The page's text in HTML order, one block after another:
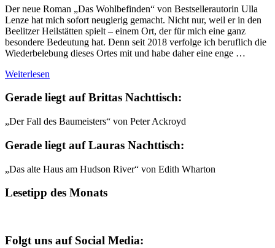
Der neue Roman „Das Wohlbefinden“ von Bestsellerautorin Ulla
Lenze hat mich sofort neugierig gemacht. Nicht nur, weil er in den
Beelitzer Heilstätten spielt – einem Ort, der für mich eine ganz
besondere Bedeutung hat. Denn seit 2018 verfolge ich beruflich die
Wiederbelebung dieses Ortes mit und habe daher eine enge …
Weiterlesen
Gerade liegt auf Brittas Nachttisch:
„Der Fall des Baumeisters“ von Peter Ackroyd
Gerade liegt auf Lauras Nachttisch:
„Das alte Haus am Hudson River“ von Edith Wharton
Lesetipp des Monats
Folgt uns auf Social Media: